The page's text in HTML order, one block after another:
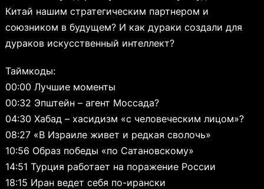
Китай нашим стратегическим партнером и
союзником в будущем? И как дураки создали для
дураков искусственный интеллект?
Таймкоды:
00:00 Лучшие моменты
00:32 Эпштейн – агент Моссада?
04:30 Хабад – хасидизм «с человеческим лицом»?
08:27 «В Израиле живет и редкая сволочь»
10:56 Образ победы «по Сатановскому»
14:51 Турция работает на поражение России
18:15 Иран ведет себя по-ирански